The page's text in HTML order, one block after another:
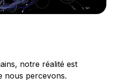
notre réalité est
nous percevons.